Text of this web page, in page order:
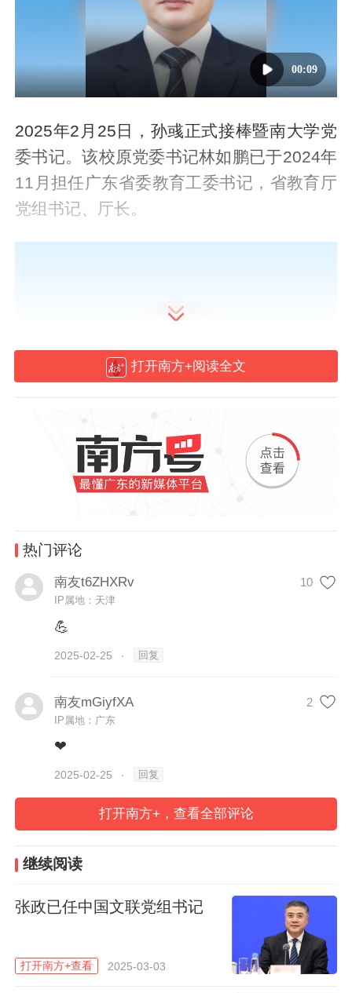
00:09
2025年2月25日，孙彧正式接棒暨南大学党
委书记。该校原党委书记林如鹏已于2024年
11月担任广东省委教育工委书记，省教育厅
党组书记、厅长。
孙彧
任、管理学院党委副书记兼副院长，党政办
公室主任。2020年2月，任暨南大学党委副
书记。
统战部、教育部、广东省人民政府共建的国
家“双一流”建设高校，直属中央统战部管
理。办学118年来，暨南大学共培养了来自
打开南方+阅读全文
热门评论
南友t6ZHXRv 10
IP属地：天津
💪
2025-02-25 · 回复
南友mGiyfXA 2
IP属地：广东
❤
2025-02-25 · 回复
打开南方+，查看全部评论
继续阅读
张政已任中国文联党组书记
打开南方+查看 2025-03-03